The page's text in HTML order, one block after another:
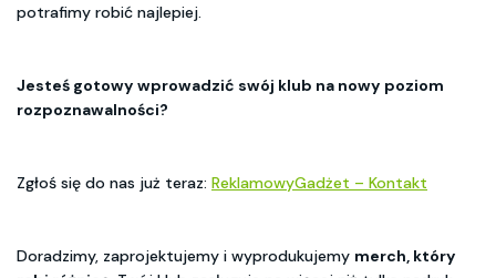
potrafimy robić najlepiej.
Jesteś gotowy wprowadzić swój klub na nowy poziom
rozpoznawalności?
Zgłoś się do nas już teraz: ReklamowyGadżet – Kontakt
Doradzimy, zaprojektujemy i wyprodukujemy merch, który